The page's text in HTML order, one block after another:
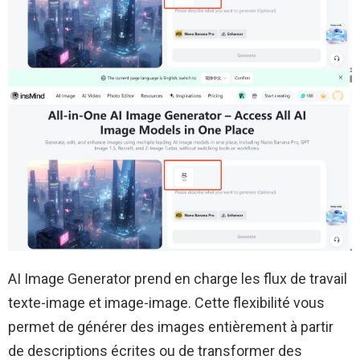
AI Image Generator prend en charge les flux de travail
texte-image et image-image. Cette flexibilité vous
permet de générer des images entièrement à partir
de descriptions écrites ou de transformer des